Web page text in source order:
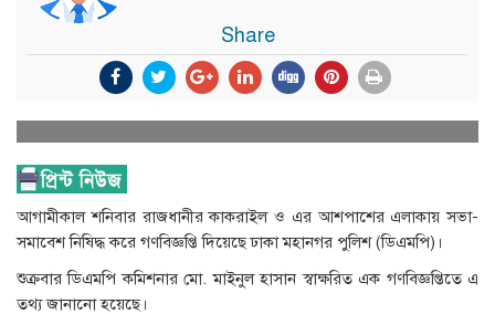
Share
আগামীকাল শনিবার রাজধানীর কাকরাইল ও এর আশপাশের এলাকায় সভা-
সমাবেশ নিষিদ্ধ করে গণবিজ্ঞপ্তি দিয়েছে ঢাকা মহানগর পুলিশ (ডিএমপি)।
শুক্রবার ডিএমপি কমিশনার মো. মাইনুল হাসান স্বাক্ষরিত এক গণবিজ্ঞপ্তিতে এ
তথ্য জানানো হয়েছে।